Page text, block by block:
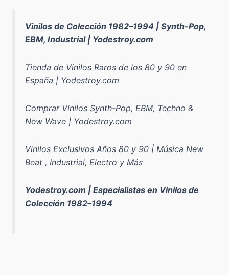
Vinilos de Colección 1982–1994 | Synth-Pop,
EBM, Industrial | Yodestroy.com
Tienda de Vinilos Raros de los 80 y 90 en
España | Yodestroy.com
Comprar Vinilos Synth-Pop, EBM, Techno &
New Wave | Yodestroy.com
Vinilos Exclusivos Años 80 y 90 | Música New
Beat , Industrial, Electro y Más
Yodestroy.com | Especialistas en Vinilos de
Colección 1982–1994